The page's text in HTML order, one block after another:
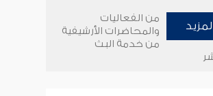
من الفعاليات
والمحاضرات الأرشيفية
من خدمة البث